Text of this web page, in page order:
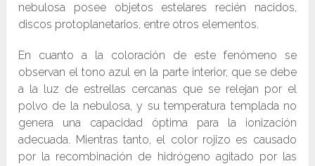
nebulosa posee objetos estelares recién nacidos,
discos protoplanetarios, entre otros elementos.
En cuanto a la coloración de este fenómeno se
observan el tono azul en la parte interior, que se debe
a la luz de estrellas cercanas que se relejan por el
polvo de la nebulosa, y su temperatura templada no
genera una capacidad óptima para la ionización
adecuada. Mientras tanto, el color rojizo es causado
por la recombinación de hidrógeno agitado por las